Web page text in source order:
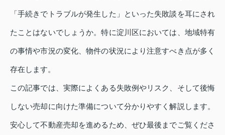
「手続きでトラブルが発生した」といった失敗談を耳にされ
たことはないでしょうか。特に淀川区においては、地域特有
の事情や市況の変化、物件の状況により注意すべき点が多く
存在します。
この記事では、実際によくある失敗例やリスク、そして後悔
しない売却に向けた準備について分かりやすく解説します。
安心して不動産売却を進めるため、ぜひ最後までご覧くださ